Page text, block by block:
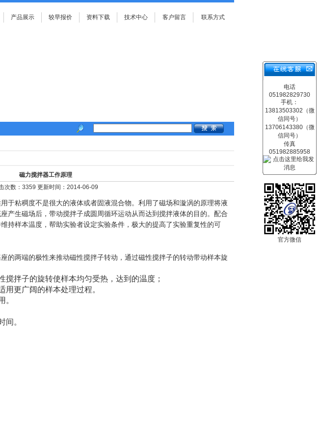
产品展示 较早报价 资料下载 技术中心 客户留言 联系方式
磁力搅拌器工作原理
次数：3359 更新时间：2014-06-09
于粘稠度不是很大的液体或者固液混合物。利用了磁场和漩涡的原理将液
产生磁场后，带动搅拌子成圆周循环运动从而达到搅拌液体的目的。配合
持样本温度，帮助实验者设定实验条件，极大的提高了实验重复性的可
的两端的极性来推动磁性搅拌子转动，通过磁性搅拌子的转动带动样本旋
拌子的旋转使样本均匀受热，达到的温度；
更广阔的样本处理过程。
。
间。
电话
051982829730
手机：
13813503302（微
信同号）
13706143380（微
信同号）
传真
051982885958
官方微信